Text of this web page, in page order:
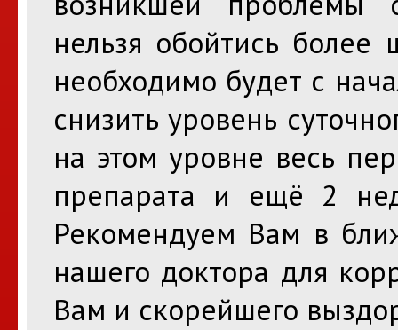
нельзя обойтись
необходимо будет с
снизить уровень
на этом уровне весь
препарата и ещё 2
Рекомендуем Вам в
нашего доктора для
Вам и скорейшего